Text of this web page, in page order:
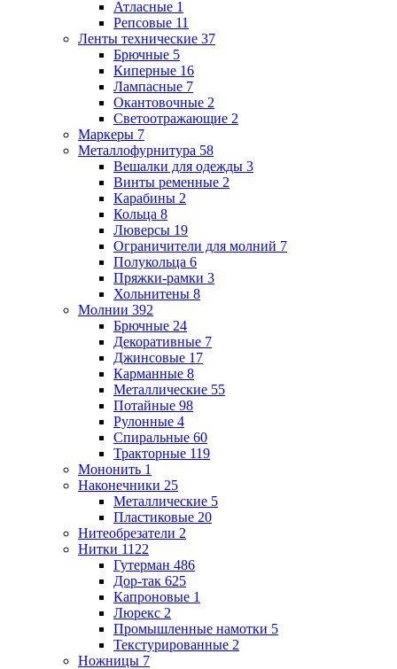
Атласные 1
Репсовые 11
Ленты технические 37
Брючные 5
Киперные 16
Лампасные 7
Окантовочные 2
Светоотражающие 2
Маркеры 7
Металлофурнитура 58
Вешалки для одежды 3
Винты ременные 2
Карабины 2
Кольца 8
Люверсы 19
Ограничители для молний 7
Полукольца 6
Пряжки-рамки 3
Хольнитены 8
Молнии 392
Брючные 24
Декоративные 7
Джинсовые 17
Карманные 8
Металлические 55
Потайные 98
Рулонные 4
Спиральные 60
Тракторные 119
Мононить 1
Наконечники 25
Металлические 5
Пластиковые 20
Нитеобрезатели 2
Нитки 1122
Гутерман 486
Дор-так 625
Капроновые 1
Люрекс 2
Промышленные намотки 5
Текстурированные 2
Ножницы 7